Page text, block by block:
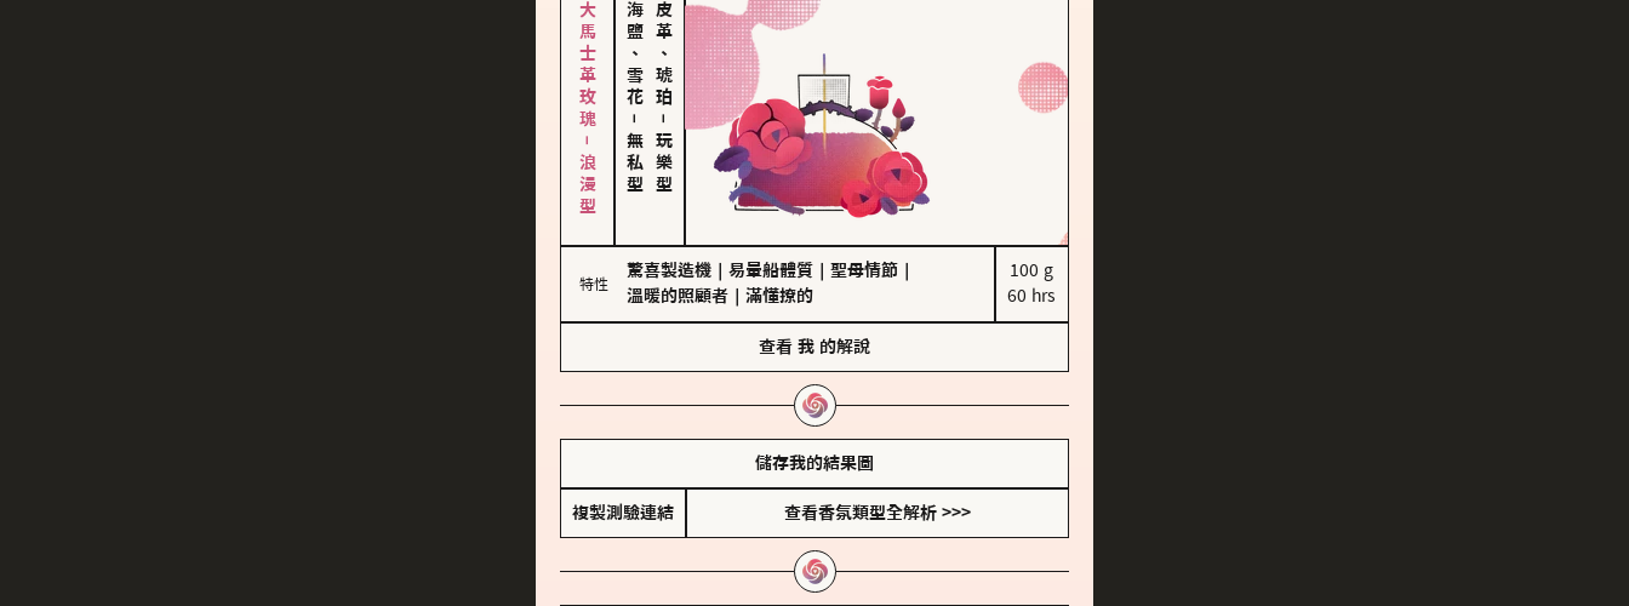
大馬士革玫瑰－浪漫型 海鹽、雪花
－
無私型
皮革、琥珀
－
玩樂型
特性
驚喜製造機 易暈船體質 聖母情節
溫暖的照顧者
滿懂撩的
100 g
60 hrs
查看 我 的解說
儲存我的結果圖
複製測驗連結 查看香氛類型全解析 >>>